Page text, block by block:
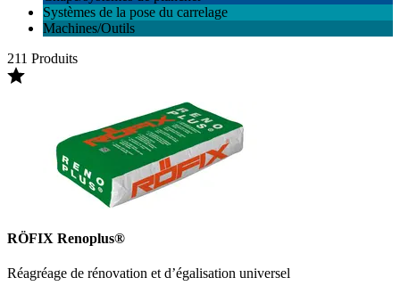
Systèmes de la pose du carrelage
Machines/Outils
211 Produits
RÖFIX Renoplus®
Réagréage de rénovation et d’égalisation universel